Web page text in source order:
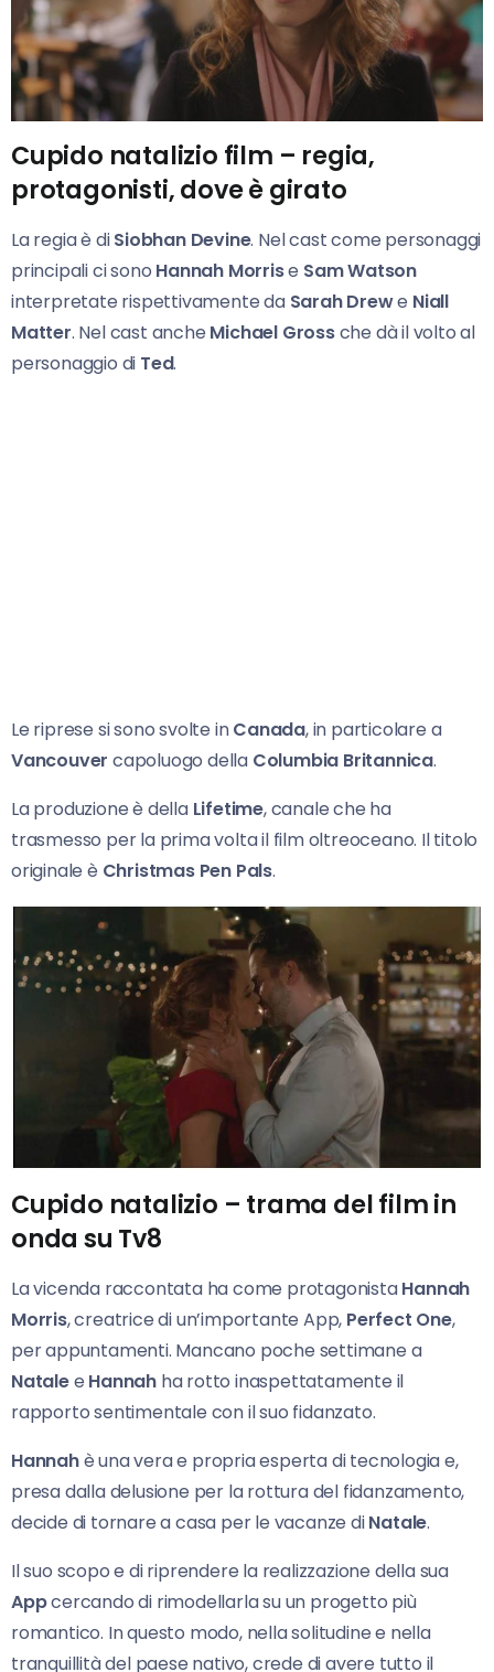
Cupido natalizio film – regia,
protagonisti, dove è girato
La regia è diSiobhan Devine. Nel cast come personaggi
principali ci sono Hannah Morrise Sam Watson
interpretate rispettivamente da Sarah Drewe Niall
Matter. Nel cast anche Michael Grossche dà il volto al
personaggio di Ted.
Le riprese si sono svolte inCanada, in particolare a
Vancouver capoluogo della Columbia Britannica.
La produzione è della Lifetime, canale che ha
trasmesso per la prima volta il film oltreoceano. Il titolo
originale è Christmas Pen Pals.
Cupido natalizio – trama del film in
onda su Tv8
La vicenda raccontata ha come protagonistaHannah
Morris, creatrice di un’importante App, Perfect One,
per appuntamenti. Mancano poche settimane a
Natalee Hannah ha rotto inaspettatamente il
rapporto sentimentale con il suo fidanzato.
Hannahè una vera e propria esperta di tecnologia e,
presa dalla delusione per la rottura del fidanzamento,
decide di tornare a casa per le vacanze diNatale.
Il suo scopo e di riprendere la realizzazione della sua
Appcercando di rimodellarla su un progetto più
romantico. In questo modo, nella solitudine e nella
tranquillità del paese nativo, crede di avere tutto il